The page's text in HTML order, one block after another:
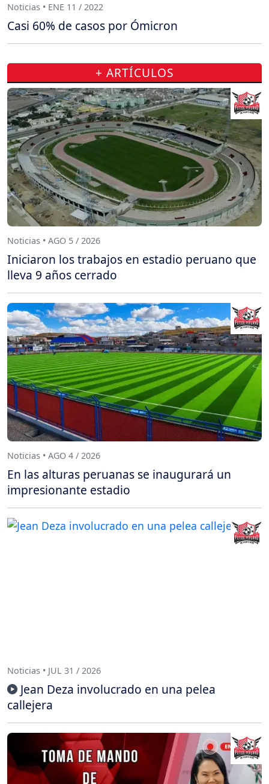
Noticias • ENE 11 / 2022
Casi 60% de casos por Ómicron
+ ARTÍCULOS
Noticias • AGO 5 / 2026
Iniciaron los trabajos en estadio peruano que
lleva 9 años cerrado
Noticias • AGO 4 / 2026
En las alturas peruanas se inaugurará un
impresionante estadio
Noticias • JUL 31 / 2026
Jean Deza involucrado en una pelea
callejera